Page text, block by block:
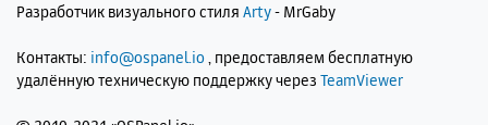
Разработчик визуального стиля Arty- MrGaby
Контакты: info@ospanel.io , предоставляем бесплатную
удалённую техническую поддержку через TeamViewer